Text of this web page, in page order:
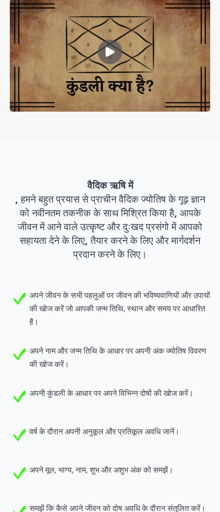
वैदिक ऋषि में
, हमने बहुत प्रयास से प्राचीन वैदिक ज्योतिष के गूढ़ ज्ञान
को नवीनतम तकनीक के साथ मिश्रित किया है, आपके
जीवन में आने वाले उत्कृष्ट और दुःखद प्रसंगो में आपको
सहायता देने के लिए, तैयार करने के लिए और मार्गदर्शन
प्रदान करने के लिए।
अपने जीवन के सभी पहलुओं पर जीवन की भविष्यवाणियों और उपायों
की खोज करें जो आपकी जन्म तिथि, स्थान और समय पर आधारित
है।
अपने नाम और जन्म तिथि के आधार पर अपनी अंक ज्योतिष विवरण
की खोज करें।
अपनी कुंडली के आधार पर अपने विभिन्न दोषों की खोज करें।
वर्ष के दौरान अपनी अनुकूल और प्रतिकूल अवधि जानें।
अपने मूल, भाग्य, नाम, शुभ और अशुभ अंक को समझें।
समझें कि कैसे अपने जीवन को दोष अवधि के दौरान संतुलित करें।